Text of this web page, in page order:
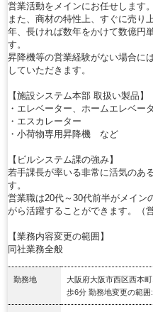
営業活動をメインにお任せします。
また、商材の特性上、すぐに売り
年、長ければ数年をかけて数億円
す。
昇降機等の営業経験がない場合に
していただきます。
【施設システム本部 取扱い製品】
・エレベーター、ホームエレベー
・エスカレーター
・小荷物専用昇降機 など
【ビルシステム課の強み】
若手課長が率いる非常に活気のあ
す。
営業職は20代～30代前半がメイン
がら活躍することができます。（
【業務内容変更の範囲】
同社業務全般
勤務地
大阪府大阪市西区西本
歩6分 勤務地変更の範囲